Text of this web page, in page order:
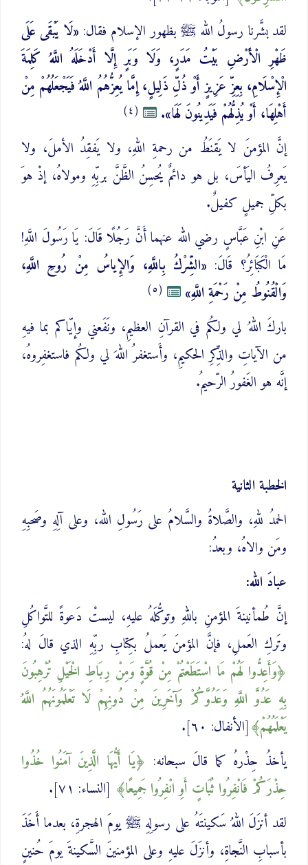
لقد بشَّرنا رسولُ الله ﷺ بظهور الإسلام فقال: «لَا يَبْقَى عَلَى
ظَهْرِ الْأَرْضِ بَيْتُ مَدَرٍ، وَلَا وَبَرٍ إِلَّا أَدْخَلَهُ اللَّهُ كَلِمَةَ
الْإِسْلَامِ، بِعِزِّ عَزِيزٍ أَوْ ذُلِّ ذَلِيلٍ، إِمَّا يُعِزُّهُمُ اللَّهُ فَيَجْعَلُهُمْ مِنْ
أَهْلِهَا، أَوْ يُذِلُّهُمْ فَيَدِينُونَ لَهَا».
(٤)
إنَّ المؤمنَ لا يَقنَطُ من رحمةِ اللهِ، ولا يَفقِدُ الأملَ، ولا
يَعرِفُ اليَأسَ، بل هو دائمٌ يُحسِنُ الظَّنَّ بربِّهِ ومولاهُ، إذْ هوَ
بكلِّ جميلٍ كفيلٌ.
عَنِ ابْنِ عَبَّاسٍ رضي الله عنهما أَنَّ رَجُلًا قَالَ: يَا رَسُولَ اللَّهِ!
مَا الْكَبَائِرُ؟ قَالَ: «الشِّرْكُ بِاللَّهِ، وَالإِياسُ مِنْ رُوحِ اللَّهِ،
وَالْقُنُوطُ مِنْ رَحْمَةِ اللَّهِ»
(٥)
باركَ اللهُ لي ولكُم في القرآنِ العظيمِ، ونَفَعني وإيّاكم بما فيهِ
من الآياتِ والذِّكرِ الحكيمِ، وأَستغفرُ اللهَ لي ولكُم فاستغفِروهُ،
إنَّه هو الغَفورُ الرّحيمُ.
الخطبة الثانية
الحمدُ للهِ، والصَّلاةُ والسَّلامُ على رَسُولِ الله، وعلى آلِهِ وصَحبِهِ
ومَن والاهُ، وبعدُ:
عبادَ الله:
إنَّ طُمأنينةَ المؤمنِ باللهِ وتوكُّلَهُ عليهِ، ليستْ دَعوةً للتَّواكُلِ
وتَركِ العَملِ، فإنَّ المؤمنَ يَعملُ بكِتابِ ربِّهِ الذي قالَ لهُ:
وَأَعِدُّوا لَهُمْ مَا اسْتَطَعْتُمْ ‌مِنْ ‌قُوَّةٍ وَمِنْ رِبَاطِ الْخَيْلِ تُرْهِبُونَ
بِهِ عَدُوَّ اللَّهِ وَعَدُوَّكُمْ وَآخَرِينَ مِنْ دُونِهِمْ لَا تَعْلَمُونَهُمُ اللَّهُ
يَعْلَمُهُمْ [الأنفال: ٦٠].
يأخذُ حِذْرهُ كما قالَ سبحانه:
يَا أَيُّهَا الَّذِينَ آمَنُوا ‌خُذُوا
‌حِذْرَكُمْ فَانْفِرُوا ثُبَاتٍ أَوِ انْفِرُوا جَمِيعًا
[النساء: ٧١].
لقد أنزَلَ اللهُ سَكينتَهُ على رسولِهِ ﷺ يومَ الهجرةِ، بعدما أَخَذَ
بأسبابِ النَّجاةِ، وأنزَلَ عليهِ وعلى المؤمنينَ السَّكينةَ يومَ حُنينٍ